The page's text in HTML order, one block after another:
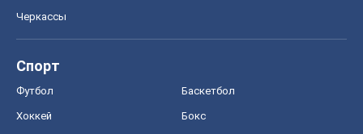
Черкассы
Спорт
Футбол Баскетбол
Хоккей Бокс